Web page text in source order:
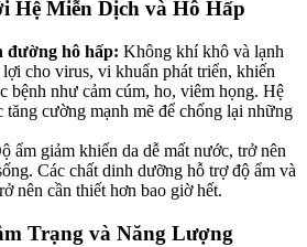
Hệ Miễn Dịch và Hô Hấp
đường hô hấp: Không khí khô và lạnh
cho virus, vi khuẩn phát triển, khiến
bệnh như cảm cúm, ho, viêm họng. Hệ
tăng cường mạnh mẽ để chống lại những
ẩm giảm khiến da dễ mất nước, trở nên
Các chất dinh dưỡng hỗ trợ độ ẩm và
nên cần thiết hơn bao giờ hết.
Trạng và Năng Lượng